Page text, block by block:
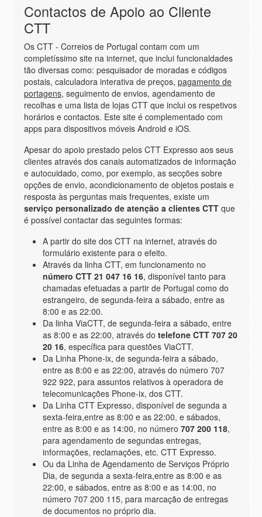
Contactos de Apoio ao Cliente
CTT
Os CTT - Correios de Portugal contam com um
completíssimo site na internet, que inclui funcionaldades
tão diversas como: pesquisador de moradas e códigos
postais, calculadora interativa de preços, pagamento de
portagens, seguimento de envios, agendamento de
recolhas e uma lista de lojas CTT que inclui os respetivos
horários e contactos. Este site é complementado com
apps para dispositivos móveis Android e iOS.
Apesar do apoio prestado pelos CTT Expresso aos seus
clientes através dos canais automatizados de informação
e autocuidado, como, por exemplo, as secções sobre
opções de envio, acondicionamento de objetos postais e
resposta às perguntas mais frequentes, existe um
serviço personalizado de atenção a clientes CTT que
é possível contactar das seguintes formas:
A partir do site dos CTT na internet, através do
formulário existente para o efeito.
Através da linha CTT, em funcionamento no
número CTT 21 047 16 16, disponível tanto para
chamadas efetuadas a partir de Portugal como do
estrangeiro, de segunda-feira a sábado, entre as
8:00 e as 22:00.
Da linha ViaCTT, de segunda-feira a sábado, entre
as 8:00 e as 22:00, através do telefone CTT 707 20
20 16, específica para questões ViaCTT.
Da Linha Phone-ix, de segunda-feira a sábado,
entre as 8:00 e as 22:00, através do número 707
922 922, para assuntos relativos à operadora de
telecomunicações Phone-ix, dos CTT.
Da Linha CTT Expresso, disponível de segunda a
sexta-feira,entre as 8:00 e as 22:00, e sábados,
entre as 8:00 e as 14:00, no número 707 200 118,
para agendamento de segundas entregas,
informações, reclamações, etc. CTT Expresso.
Ou da Linha de Agendamento de Serviços Próprio
Dia, de segunda a sexta-feira,entre as 8:00 e as
22:00, e sábados, entre as 8:00 e as 14:00, no
número 707 200 115, para marcação de entregas
de documentos no próprio dia.